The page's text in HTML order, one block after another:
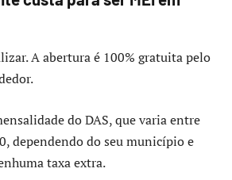
A abertura é 100% gratuita pelo
do DAS, que varia entre
dependendo do seu município e
taxa extra.